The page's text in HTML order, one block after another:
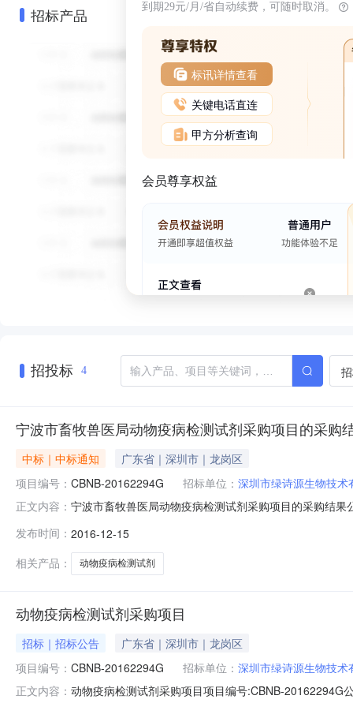
招标产品 到期29元/月/省自动续费，可随时取消。
标讯详情查看
关键电话直连
甲方分析查询
会员尊享权益
招投标 4
宁波市畜牧兽医局动物疫病检测试剂采购项目的采购
中标｜中标通知
广东省｜深圳市｜龙岗区
项目编号： CBNB-20162294G 招标单位： 深圳市绿诗源生物技术
正文内容： 宁波市畜牧兽医局动物疫病检测试剂采购项目的采购结
购项目进行国内公开招标，经过评标委员会评审，现将
2016年11月
发布时间： 2016-12-15
相关产品：
动物疫病检测试剂
动物疫病检测试剂采购项目
招标｜招标公告
广东省｜深圳市｜龙岗区
项目编号： CBNB-20162294G 招标单位： 深圳市绿诗源生物技术
正文内容： 动物疫病检测试剂采购项目项目编号:CBNB-20162294G